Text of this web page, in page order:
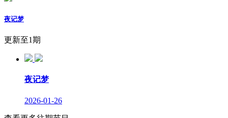
夜记梦
更新至1期
夜记梦
2026-01-26